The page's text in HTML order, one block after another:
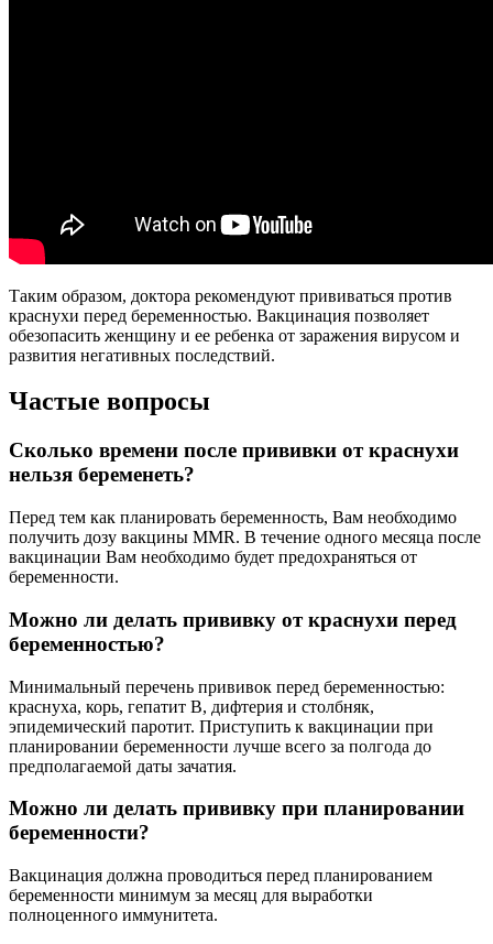
Таким образом, доктора рекомендуют прививаться против
краснухи перед беременностью. Вакцинация позволяет
обезопасить женщину и ее ребенка от заражения вирусом и
развития негативных последствий.
Частые вопросы
Сколько времени после прививки от краснухи
нельзя беременеть?
Перед тем как планировать беременность, Вам необходимо
получить дозу вакцины MMR. В течение одного месяца после
вакцинации Вам необходимо будет предохраняться от
беременности.
Можно ли делать прививку от краснухи перед
беременностью?
Минимальный перечень прививок перед беременностью:
краснуха, корь, гепатит В, дифтерия и столбняк,
эпидемический паротит. Приступить к вакцинации при
планировании беременности лучше всего за полгода до
предполагаемой даты зачатия.
Можно ли делать прививку при планировании
беременности?
Вакцинация должна проводиться перед планированием
беременности минимум за месяц для выработки
полноценного иммунитета.